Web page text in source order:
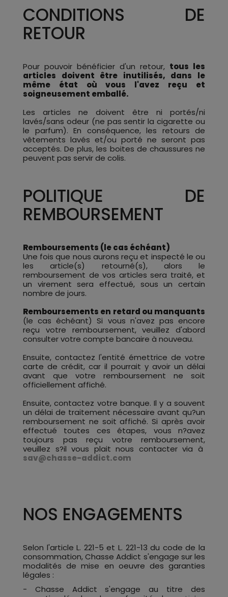
CONDITIONS DE
RETOUR
Pour pouvoir bénéficier d'un retour, tous les
articles doivent être inutilisés, dans le
même état où vous l'avez reçu et
soigneusement emballé.
Les articles ne doivent être ni portés/ni
lavés/sans odeur (ne pas sentir la cigarette ou
le parfum). En conséquence, les retours de
vêtements lavés et/ou porté ne seront pas
acceptés. De plus, les boites de chaussures ne
peuvent pas servir de colis.
POLITIQUE DE
REMBOURSEMENT
Remboursements (le cas échéant)
Une fois que nous aurons reçu et inspecté le ou
les article(s) retourné(s), alors le
remboursement de vos articles sera traité, et
un virement sera effectué, sous un certain
nombre de jours.
Remboursements en retard ou manquants
(le cas échéant) Si vous n'avez pas encore
reçu votre remboursement, veuillez d'abord
consulter votre compte bancaire à nouveau.
Ensuite, contactez l'entité émettrice de votre
carte de crédit, car il pourrait y avoir un délai
avant que votre remboursement ne soit
officiellement affiché.
Ensuite, contactez votre banque. Il y a souvent
un délai de traitement nécessaire avant qu?un
remboursement ne soit affiché. Si après avoir
effectué toutes ces étapes, vous n?avez
toujours pas reçu votre remboursement,
veuillez s?il vous plait nous contacter via à
sav@chasse-addict.com
NOS ENGAGEMENTS
Selon l'article L. 221-5 et L. 221-13 du code de la
consommation, Chasse Addict s'engage sur les
modalités de mise en oeuvre des garanties
légales :
- Chasse Addict s'engage au titre des